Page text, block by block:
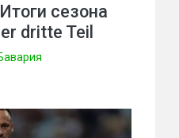
сезона
dritte Teil